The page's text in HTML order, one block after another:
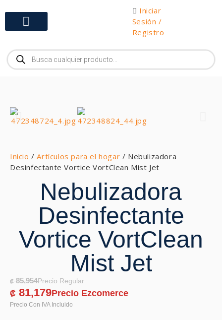
Iniciar
Sesión /
Registro
Inicio /Artículos para el hogar / Nebulizadora
Desinfectante Vortice VortClean Mist Jet
Nebulizadora
Desinfectante
Vortice VortClean
Mist Jet
₡85,954
₡ 81,179